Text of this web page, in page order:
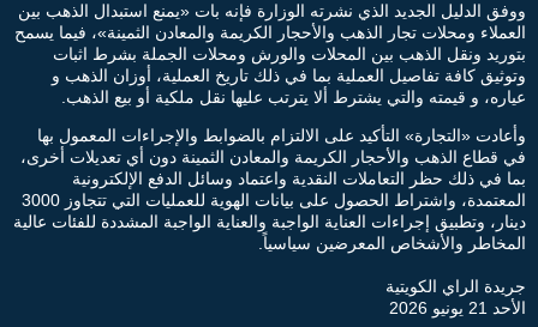
ووفق الدليل الجديد الذي نشرته الوزارة فإنه بات «يمنع استبدال الذهب بين
العملاء ومحلات تجار الذهب والأحجار الكريمة والمعادن الثمينة»، فيما يسمح
بتوريد ونقل الذهب بين المحلات والورش ومحلات الجملة بشرط اثبات
وتوثيق كافة تفاصيل العملية بما في ذلك تاريخ العملية، أوزان الذهب و
عياره، و قيمته والتي يشترط ألا يترتب عليها نقل ملكية أو بيع الذهب.
وأعادت «التجارة» التأكيد على الالتزام بالضوابط والإجراءات المعمول بها
في قطاع الذهب والأحجار الكريمة والمعادن الثمينة دون أي تعديلات أخرى،
بما في ذلك حظر التعاملات النقدية واعتماد وسائل الدفع الإلكترونية
المعتمدة، واشتراط الحصول على بيانات الهوية للعمليات التي تتجاوز 3000
دينار، وتطبيق إجراءات العناية الواجبة والعناية الواجبة المشددة للفئات عالية
المخاطر والأشخاص المعرضين سياسياً.
جريدة الراي الكويتية
الأحد 21 يونيو 2026